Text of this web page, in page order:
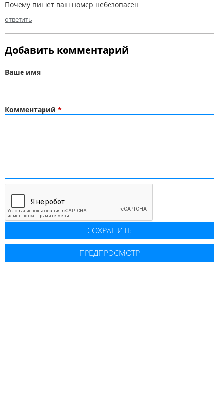
Почему пишет ваш номер небезопасен
ответить
Добавить комментарий
Ваше имя
Комментарий *